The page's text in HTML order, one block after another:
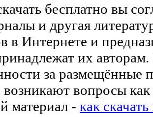
бесплатно вы
и другая
в Интернете и
их
за размещённые
вопросы как
материал - как